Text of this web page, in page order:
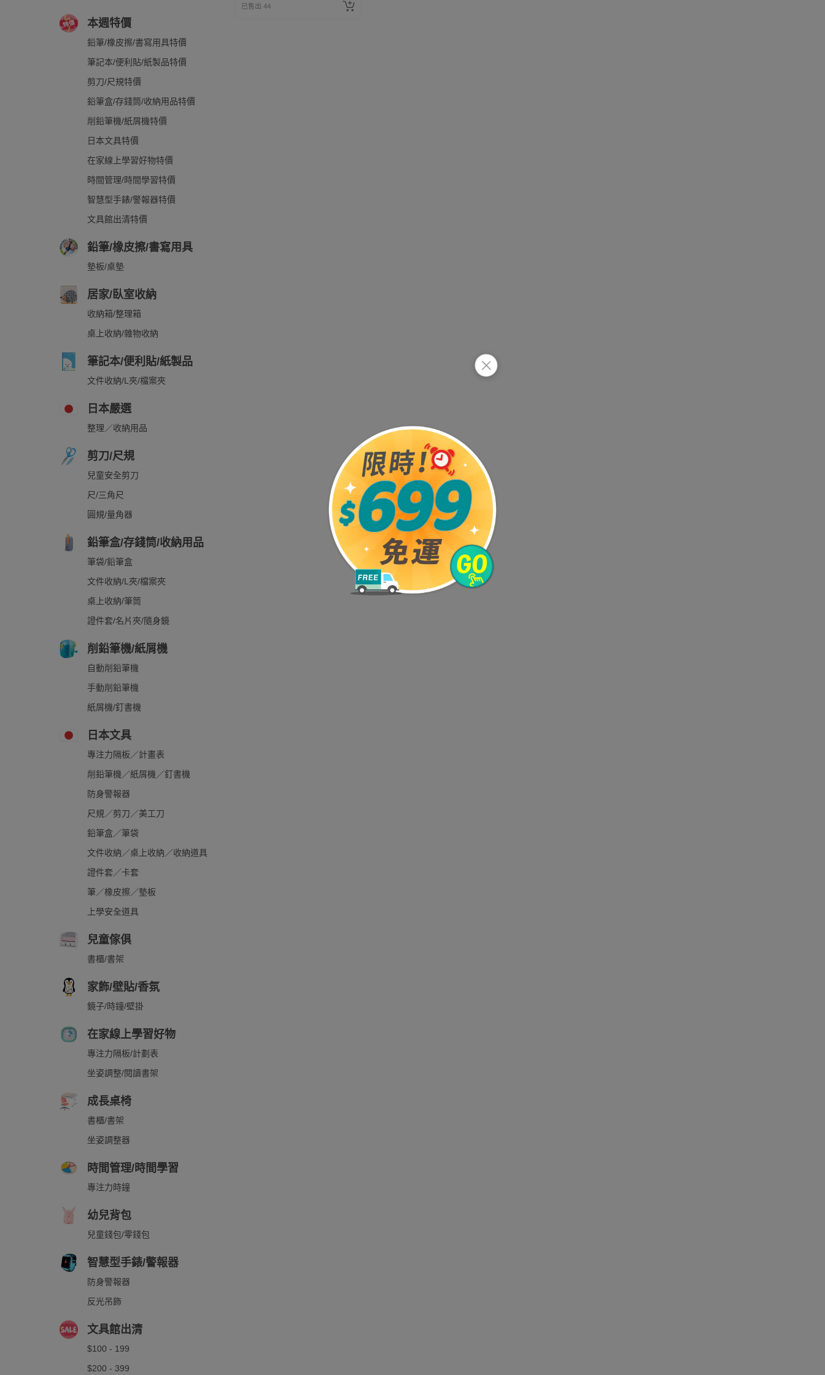
本週特價
鉛筆/橡皮擦/書寫用具特價
筆記本/便利貼/紙製品特價
剪刀/尺規特價
鉛筆盒/存錢筒/收納用品特價
削鉛筆機/紙屑機特價
日本文具特價
在家線上學習好物特價
時間管理/時間學習特價
智慧型手錶/警報器特價
文具館出清特價
鉛筆/橡皮擦/書寫用具
墊板/桌墊
居家/臥室收納
收納箱/整理箱
桌上收納/雜物收納
筆記本/便利貼/紙製品
文件收納/L夾/檔案夾
日本嚴選
整理／收納用品
剪刀/尺規
兒童安全剪刀
尺/三角尺
圓規/量角器
鉛筆盒/存錢筒/收納用品
筆袋/鉛筆盒
文件收納/L夾/檔案夾
桌上收納/筆筒
證件套/名片夾/隨身鏡
削鉛筆機/紙屑機
自動削鉛筆機
手動削鉛筆機
紙屑機/釘書機
日本文具
專注力隔板／計畫表
削鉛筆機／紙屑機／釘書機
防身警報器
尺規／剪刀／美工刀
鉛筆盒／筆袋
文件收納／桌上收納／收納道具
證件套／卡套
筆／橡皮擦／墊板
上學安全道具
兒童傢俱
書櫃/書架
家飾/壁貼/香氛
鏡子/時鐘/壁掛
在家線上學習好物
專注力隔板/計劃表
坐姿調整/閱讀書架
成長桌椅
書櫃/書架
坐姿調整器
時間管理/時間學習
專注力時鐘
幼兒背包
兒童錢包/零錢包
智慧型手錶/警報器
防身警報器
反光吊飾
文具館出清
$100 - 199
$200 - 399
已售出 44